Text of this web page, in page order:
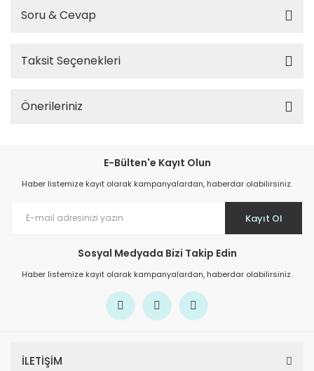
Soru & Cevap
Taksit Seçenekleri
Önerileriniz
E-Bülten'e Kayıt Olun
Haber listemize kayıt olarak kampanyalardan, haberdar olabilirsiniz.
Kayıt Ol
Sosyal Medyada Bizi Takip Edin
Haber listemize kayıt olarak kampanyalardan, haberdar olabilirsiniz.
İLETİŞİM